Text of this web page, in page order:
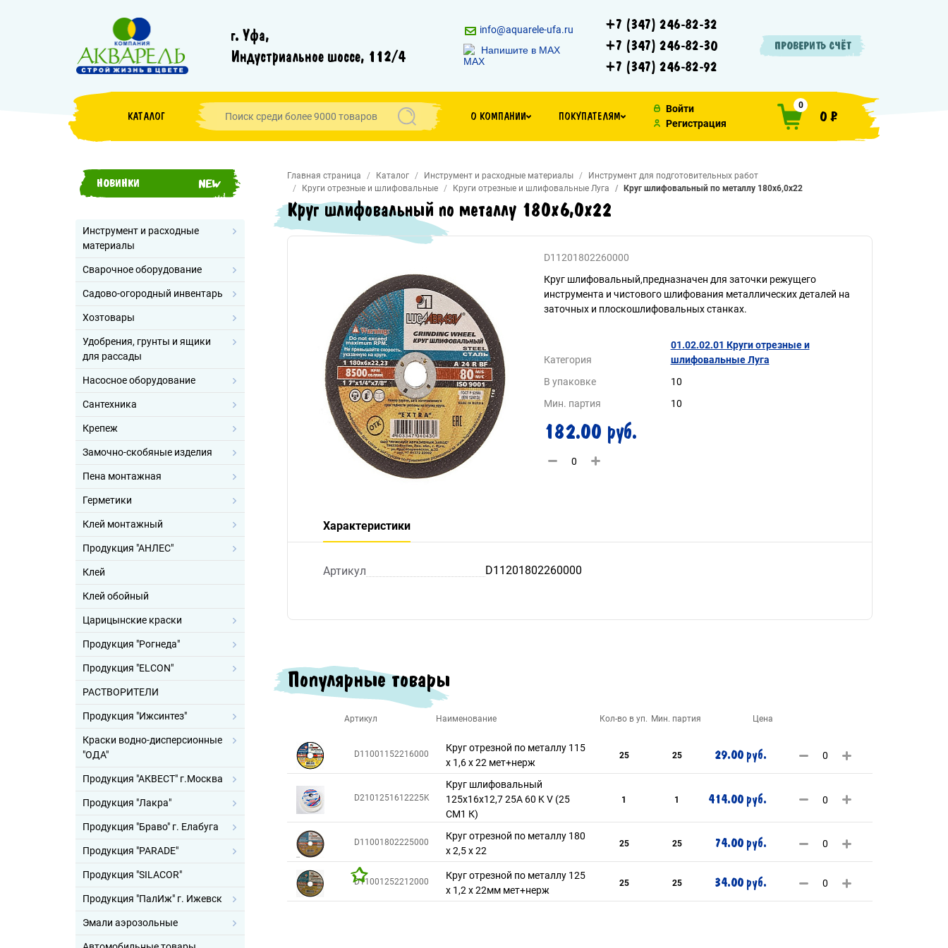
г. Уфа,
Индустриальное шоссе, 112/4
info@aquarele-ufa.ru
Напишите в MAX
+7 (347) 246-82-32
+7 (347) 246-82-30
+7 (347) 246-82-92
ПРОВЕРИТЬ СЧЁТ
КАТАЛОГ О КОМПАНИИ ПОКУПАТЕЛЯМ
Войти
Регистрация
0
0 ₽
НОВИНКИ
Инструмент и расходные
материалы
Сварочное оборудование
Садово-огородный инвентарь
Хозтовары
Удобрения, грунты и ящики
для рассады
Насосное оборудование
Сантехника
Крепеж
Замочно-скобяные изделия
Пена монтажная
Герметики
Клей монтажный
Продукция "АНЛЕС"
Клей
Клей обойный
Царицынские краски
Продукция "Рогнеда"
Продукция "ELCON"
РАСТВОРИТЕЛИ
Продукция "Ижсинтез"
Краски водно-дисперсионные
"ОДА"
Продукция "АКВЕСТ" г.Москва
Продукция "Лакра"
Продукция "Браво" г. Елабуга
Продукция "PARADE"
Продукция "SILACOR"
Продукция "ПалИж" г. Ижевск
Эмали аэрозольные
Главная страница Каталог Инструмент и расходные материалы
Инструмент для подготовительных работ
Круги отрезные и шлифовальные
Круги отрезные и шлифовальные Луга Круг шлифовальный по металлу 180х6,0х22
Круг шлифовальный по металлу 180х6,0х22
D11201802260000
Круг шлифовальный,предназначен для заточки режущего
инструмента и чистового шлифования металлических деталей на
заточных и плоскошлифовальных станках.
Категория
01.02.02.01 Круги отрезные и
шлифовальные Луга
В упаковке
10
Мин. партия
10
182.00 руб.
Характеристики
Артикул D11201802260000
Популярные товары
Артикул Наименование Кол-во в уп. Мин. партия Цена
D11001152216000
Круг отрезной по металлу 115
х 1,6 х 22 мет+нерж
25 25 29.00 руб.
D2101251612225K
Круг шлифовальный
125х16х12,7 25A 60 K V (25
СМ1 К)
1 1 414.00 руб.
D11001802225000
Круг отрезной по металлу 180
х 2,5 х 22
25 25 74.00 руб.
D11001252212000
Круг отрезной по металлу 125
х 1,2 х 22мм мет+нерж
25 25 34.00 руб.